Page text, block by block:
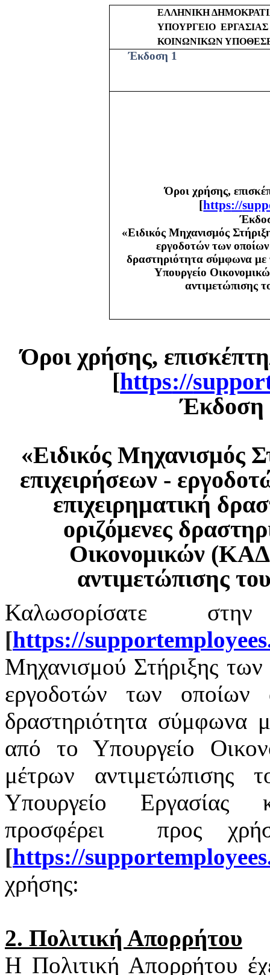
ΕΛΛΗΝΙΚΗ
ΥΠΟΥΡΓΕΙΟ
ΚΟΙΝΩΝΙΚΩΝ
Έκδοση 1
Όροι χρήσης,
[https://
«Ειδικός Μηχανισμός
εργοδοτών των οποίων
δραστηριότητα σύμφωνα με
Υπουργείο
αντιμετώπισης
Όροι χρήσης,
[https://
Έκδοση
«Ειδικός Μηχανισμός
επιχειρήσεων -
επιχειρηματική
οριζόμενες
Οικονομικών
αντιμετώπισης
Καλωσορίσατε
[https://supportemployees
Μηχανισμού Στήριξης
εργοδοτών των οποίων
δραστηριότητα σύμφωνα
από το Υπουργείο
μέτρων αντιμετώπισης
Υπουργείο Εργασίας
προσφέρει
προς
[https://supportemployees
χρήσης:
2. Πολιτική Απορρήτου
Η Πολιτική Απορρήτου